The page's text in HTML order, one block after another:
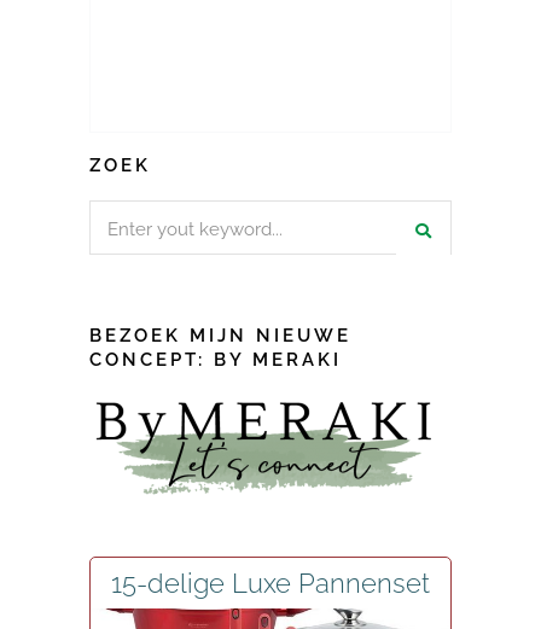
ZOEK
BEZOEK MIJN NIEUWE
CONCEPT: BY MERAKI
15-delige Luxe Pannenset